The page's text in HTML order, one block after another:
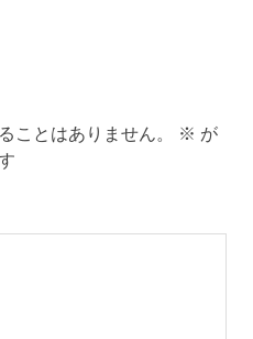
ことはありません。 ※ が